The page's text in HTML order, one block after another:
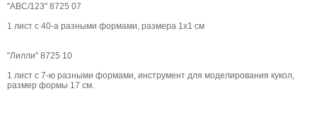
"АВС/123" 8725 07
1 лист с 40-а разными формами, размера 1х1 см
"Лилли" 8725 10
1 лист с 7-ю разными формами, инструмент для моделирования кукол,
размер формы 17 см.